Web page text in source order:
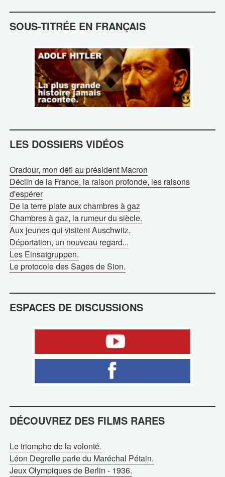
SOUS-TITRÉE EN FRANÇAIS
LES DOSSIERS VIDÉOS
Oradour, mon défi au président Macron
Déclin de la France, la raison profonde, les raisons
d'espérer
De la terre plate aux chambres à gaz
Chambres à gaz, la rumeur du siècle.
Aux jeunes qui visitent Auschwitz.
Déportation, un nouveau regard...
Les Einsatgruppen.
Le protocole des Sages de Sion.
ESPACES DE DISCUSSIONS
DÉCOUVREZ DES FILMS RARES
Le triomphe de la volonté.
Léon Degrelle parle du Maréchal Pétain.
Jeux Olympiques de Berlin - 1936.